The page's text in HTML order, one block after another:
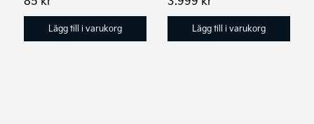
Lägg till i varukorg Lägg till i varukorg